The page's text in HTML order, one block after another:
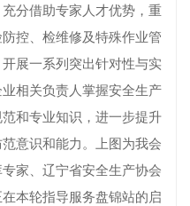
分借助专家人才优势，重
控、检维修及特殊作业管
展一系列突出针对性与实
相关负责人掌握安全生产
和专业知识，进一步提升
意识和能力。上图为我会
家、辽宁省安全生产协会
本轮指导服务盘锦站的启